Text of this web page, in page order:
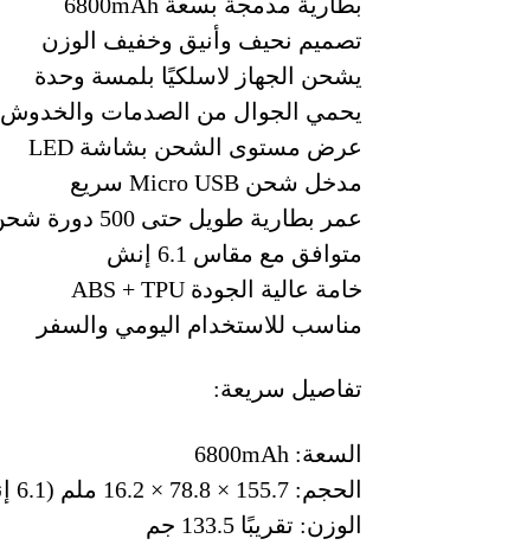
تصميم نحيف وأنيق وخفيف الوزن
يشحن الجهاز لاسلكيًا بلمسة وحدة
يحمي الجوال من الصدمات والخدوش
عرض مستوى الشحن بشاشة LED
مدخل شحن Micro USB سريع
عمر بطارية طويل حتى 500 دورة شحن
متوافق مع مقاس 6.1 إنش
خامة عالية الجودة ABS + TPU
مناسب للاستخدام اليومي والسفر
تفاصيل سريعة:
السعة: 6800mAh
الحجم: 155.7 × 78.8 × 16.2 ملم (6.1 إنش)
الوزن: تقريبًا 133.5 جم